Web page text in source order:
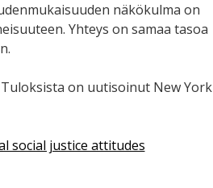
näkökulma on
Yhteys on samaa tasoa
on uutisoinut New York
social justice attitudes